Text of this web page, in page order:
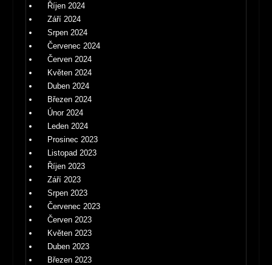
Říjen 2024
Září 2024
Srpen 2024
Červenec 2024
Červen 2024
Květen 2024
Duben 2024
Březen 2024
Únor 2024
Leden 2024
Prosinec 2023
Listopad 2023
Říjen 2023
Září 2023
Srpen 2023
Červenec 2023
Červen 2023
Květen 2023
Duben 2023
Březen 2023